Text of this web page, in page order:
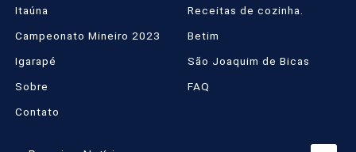
Itaúna
Receitas de cozinha.
Campeonato Mineiro 2023
Betim
Igarapé
São Joaquim de Bicas
Sobre
FAQ
Contato
Termos de Uso e Privacidade